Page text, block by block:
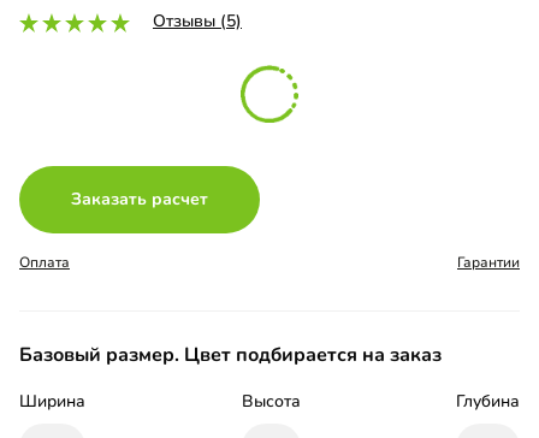
Отзывы (5)
Заказать расчет
Оплата Гарантии
Базовый размер. Цвет подбирается на заказ
Ширина Высота Глубина